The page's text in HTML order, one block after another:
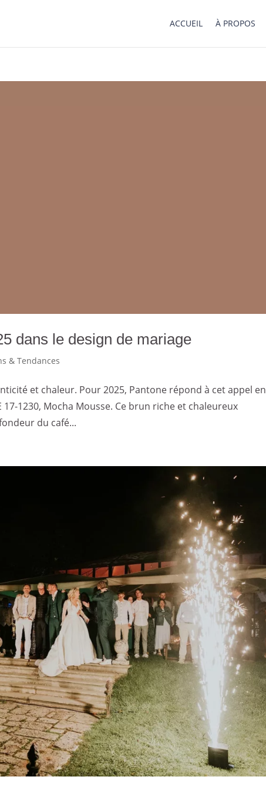
ACCUEIL À PROPOS
dans le design de mariage
& Tendances
et chaleur. Pour 2025, Pantone répond à cet appel en
17-1230, Mocha Mousse. Ce brun riche et chaleureux
du café...